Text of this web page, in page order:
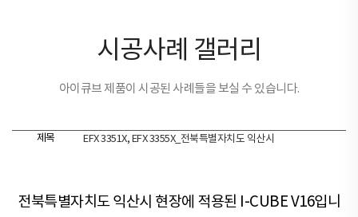
시공사례 갤러리
아이큐브 제품이 시공된 사례들을 보실 수 있습니다.
제목 EFX 3351X, EFX 3355X_전북특별자치도 익산시
전북특별자치도 익산시 현장​​에 적용된 I-CUBE V16입니